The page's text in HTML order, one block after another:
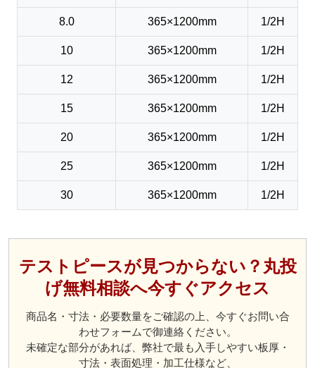
8.0 365×1200mm 1/2H
10 365×1200mm 1/2H
12 365×1200mm 1/2H
15 365×1200mm 1/2H
20 365×1200mm 1/2H
25 365×1200mm 1/2H
30 365×1200mm 1/2H
テストピースが見つからない？丸投
げ無料相談へ今すぐアクセス
商品名・寸法・必要数量をご確認の上、今すぐお問い合
わせフォームで御連絡ください。
未確定な部分があれば、弊社で最も入手しやすい板厚・
寸法・表面処理・加工仕様など、